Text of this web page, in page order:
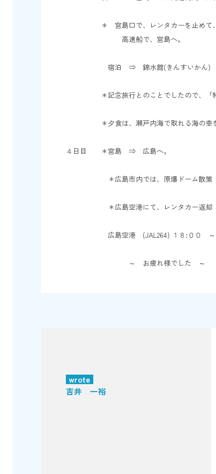
＊ 宮島口で、レンタカーを止めて、
高速船で、宮島へ。
宿泊 ⇒ 錦水館(きんすいかん)
＊記念旅行とのことでしたので、「特別
＊夕食は、瀬戸内海で取れる海の幸をふ
４日目 ＊宮島 ⇒ 広島へ。
＊広島市内では、原爆ドーム散策 ～
＊広島空港にて、レンタカー返却
広島空港 (JAL264) １８:００ ～
～ お疲れ様でした ～
wrote
吉井 一裕